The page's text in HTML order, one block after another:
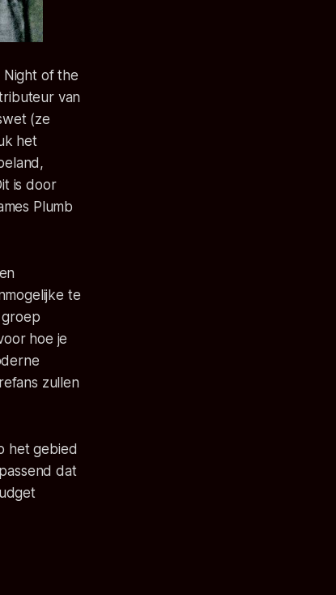
of the
van
(ze
het
is door
Plumb
te
hoe je
zullen
het gebied
dat